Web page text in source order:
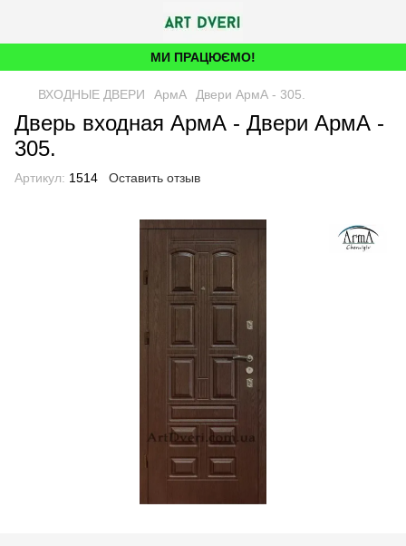
МИ ПРАЦЮЄМО!
ВХОДНЫЕ ДВЕРИ АрмА Двери АрмА - 305.
Дверь входная АрмА - Двери АрмА -
305.
Артикул: 1514 Оставить отзыв